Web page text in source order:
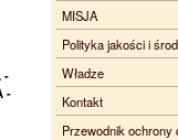
MISJA
Polityka jakości i
Władze
Kontakt
Przewodnik ochrony
-
-